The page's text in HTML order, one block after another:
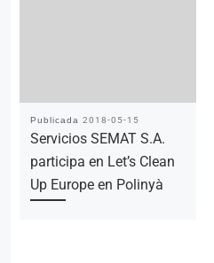
Publicada 2018-05-15
Servicios SEMAT S.A.
participa en Let’s Clean
Up Europe en Polinyà